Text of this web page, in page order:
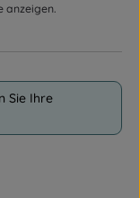
anzeigen.
Sie Ihre